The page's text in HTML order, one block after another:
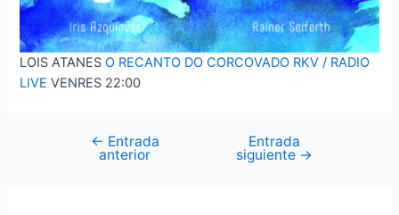
LOIS ATANESO RECANTO DO CORCOVADO RKV / RADIO
LIVE VENRES 22:00
Navegación
← Entrada
anterior
Entrada
siguiente →